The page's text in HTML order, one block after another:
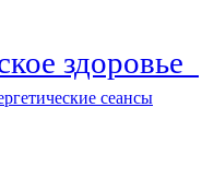
здоровье​
сеансы